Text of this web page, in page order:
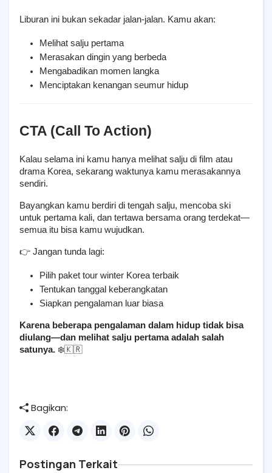
Liburan ini bukan sekadar jalan-jalan. Kamu akan:
Melihat salju pertama
Merasakan dingin yang berbeda
Mengabadikan momen langka
Menciptakan kenangan seumur hidup
CTA (Call To Action)
Kalau selama ini kamu hanya melihat salju di film atau
drama Korea, sekarang waktunya kamu merasakannya
sendiri.
Bayangkan kamu berdiri di tengah salju, mencoba ski
untuk pertama kali, dan tertawa bersama orang terdekat—
semua itu bisa kamu wujudkan.
👉 Jangan tunda lagi:
Pilih paket tour winter Korea terbaik
Tentukan tanggal keberangkatan
Siapkan pengalaman luar biasa
Karena beberapa pengalaman dalam hidup tidak bisa
diulang—dan melihat salju pertama adalah salah
satunya. ❄️🇰🇷
Bagikan:
Postingan Terkait